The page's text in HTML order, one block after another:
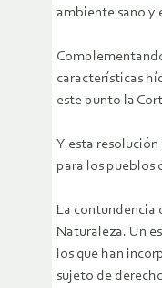
ambiente sano y
características
este punto la
Y esta
para los pueblos
La contundencia
Naturaleza. Un
los que han
sujeto de